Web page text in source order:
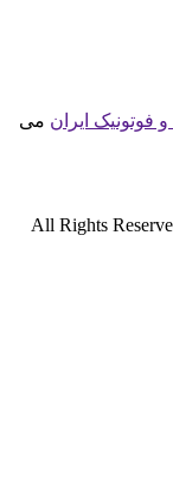
ایران می